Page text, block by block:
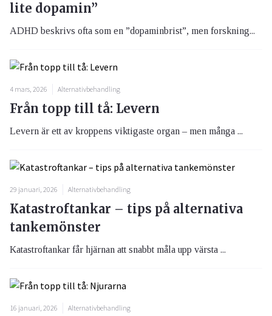
lite dopamin”
ADHD beskrivs ofta som en ”dopaminbrist”, men forskning...
4 mars, 2026 Alternativbehandling
Från topp till tå: Levern
Levern är ett av kroppens viktigaste organ – men många ...
29 januari, 2026 Alternativbehandling
Katastroftankar – tips på alternativa
tankemönster
Katastroftankar får hjärnan att snabbt måla upp värsta ...
16 januari, 2026 Alternativbehandling